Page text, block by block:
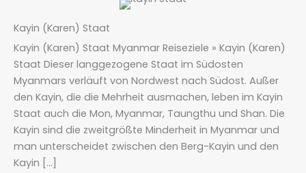
Kayin (Karen) Staat
Kayin (Karen) Staat Myanmar Reiseziele » Kayin (Karen)
Staat Dieser langgezogene Staat im Südosten
Myanmars verläuft von Nordwest nach Südost. Außer
den Kayin, die die Mehrheit ausmachen, leben im Kayin
Staat auch die Mon, Myanmar, Taungthu und Shan. Die
Kayin sind die zweitgrößte Minderheit in Myanmar und
man unterscheidet zwischen den Berg-Kayin und den
Kayin […]